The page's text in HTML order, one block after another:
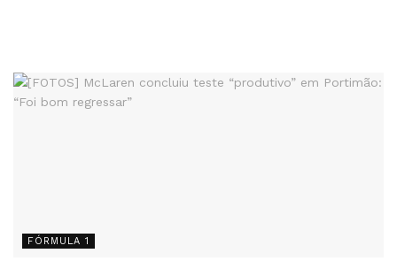
FÓRMULA 1